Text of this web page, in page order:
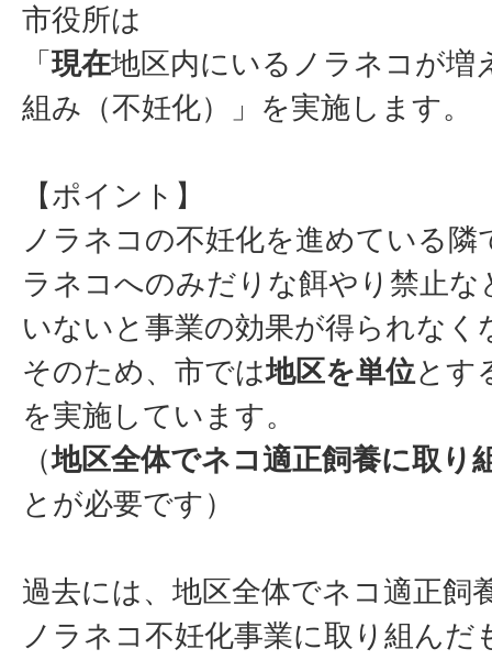
市役所は
「現在地区内にいるノラネコが増
組み（不妊化）」を実施します。
【ポイント】
ノラネコの不妊化を進めている
ラネコへのみだりな餌やり禁止
いないと事業の効果が得られな
そのため、市では地区を単位とす
を実施しています。
（地区全体でネコ適正飼養に取り
とが必要です）
過去には、地区全体でネコ適正飼
ノラネコ不妊化事業に取り組んだ